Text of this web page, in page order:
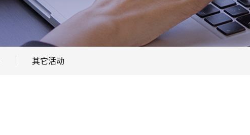
其它活动